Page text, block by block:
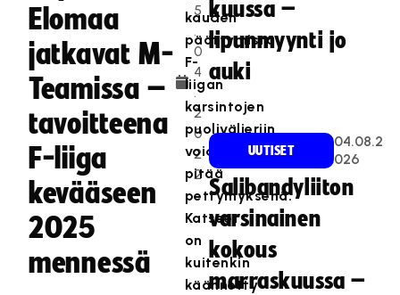
Elomaa
jatkavat M-
Teamissa –
tavoitteena
F-liiga
kevääseen
2025
mennessä
5
.
0
4
.
2
0
2
2
kauden
päättymistä
F-
liigan
karsintojen
puolivälieriin
voidaan
pitää
pettymyksenä.
Katseet
on
kuitenkin
käännetty
kuussa –
lipunmyynti jo
auki
UUTISET
04.08.2
026
Salibandyliiton
varsinainen
kokous
marraskuussa –